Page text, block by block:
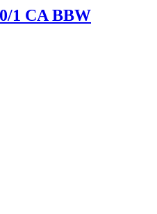
1 CA BBW